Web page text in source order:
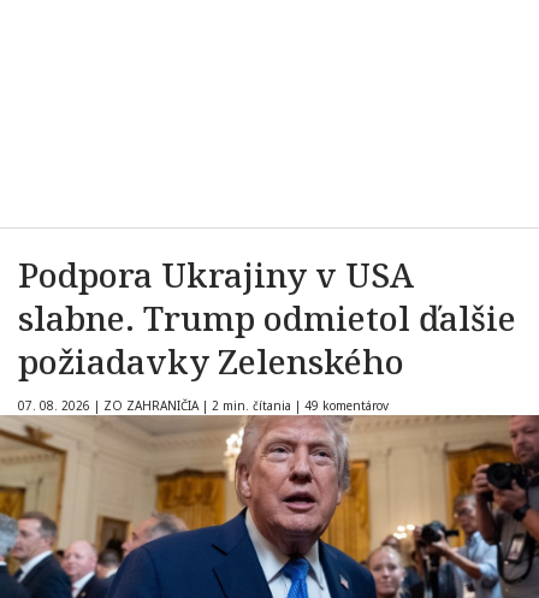
Podpora Ukrajiny v USA
slabne. Trump odmietol ďalšie
požiadavky Zelenského
07. 08. 2026 | ZO ZAHRANIČIA | 2 min. čítania | 49 komentárov